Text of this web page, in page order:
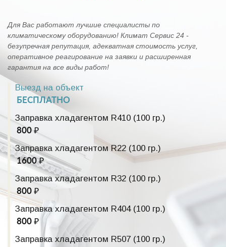
Для Вас работают лучшие специалисты по
климатическому оборудованию! Климат Сервис 24 -
безупречная репутация, адекватная стоимость услуг,
оперативное реагирование на заявки и расширенная
гарантия на все виды работ!
Выезд на объект
БЕСПЛАТНО
Заправка хладагентом R410 (100 гр.)
800 ₽
Заправка хладагентом R22 (100 гр.)
1600 ₽
Заправка хладагентом R32 (100 гр.)
800 ₽
Заправка хладагентом R404 (100 гр.)
800 ₽
Заправка хладагентом R507 (100 гр.)